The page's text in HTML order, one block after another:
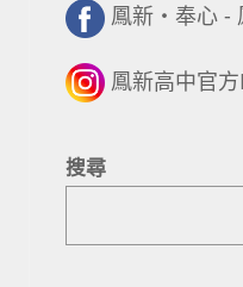
鳳新・奉心 -
鳳新高中官
搜尋